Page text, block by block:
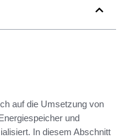
auf die Umsetzung von
und
In diesem Abschnitt